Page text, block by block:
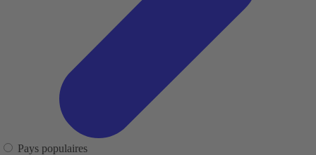
Pays populaires